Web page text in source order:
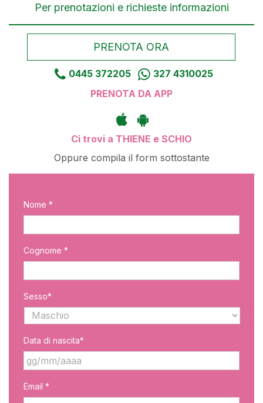
Per prenotazioni e richieste informazioni
PRENOTA ORA
0445 372205
327 4310025
PRENOTA DA APP
Ci trovi a THIENE e SCHIO
Oppure compila il form sottostante
Nome *
Cognome *
Sesso*
Data di nascita*
slash
Email *